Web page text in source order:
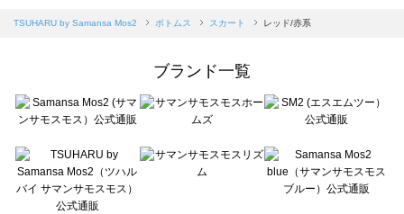
Samansa Mos2 blue（サマンサモスモス ブルー）のスカート一覧
sō4ū（ソウフォーユー）のスカート一覧
Te chichi（テチチ）のスカート一覧
Te chichi CLASSIC（テチチ クラシック）のスカート一覧
Lugnoncure（ルノンキュール）のスカート一覧
BETTY'S BLUE（べティーズブルー）のスカート一覧
Wpc.（ワールドパーティー）のスカート一覧
TSUHARU by Samansa Mos2 ボトムス スカート レッド/赤系
ブランド一覧